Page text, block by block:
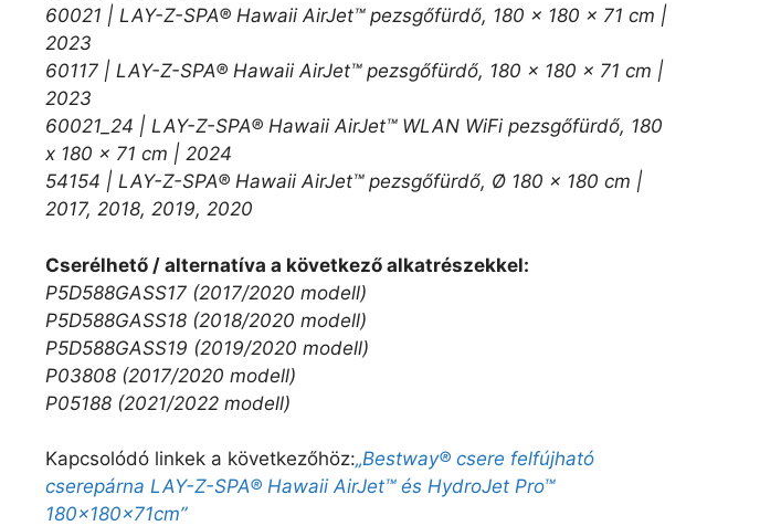
60021 | LAY-Z-SPA® Hawaii AirJet™ pezsgőfürdő, 180 x 180 x 71 cm |
2023
60117 | LAY-Z-SPA® Hawaii AirJet™ pezsgőfürdő, 180 x 180 x 71 cm |
2023
60021_24 | LAY-Z-SPA® Hawaii AirJet™ WLAN WiFi pezsgőfürdő, 180
x 180 x 71 cm | 2024
54154 | LAY-Z-SPA® Hawaii AirJet™ pezsgőfürdő, Ø 180 x 180 cm |
2017, 2018, 2019, 2020
Cserélhető / alternatíva a következő alkatrészekkel:
P5D588GASS17 (2017/2020 modell)
P5D588GASS18 (2018/2020 modell)
P5D588GASS19 (2019/2020 modell)
P03808 (2017/2020 modell)
P05188 (2021/2022 modell)
Kapcsolódó linkek a következőhöz:„Bestway® csere felfújható
cserepárna LAY-Z-SPA® Hawaii AirJet™ és HydroJet Pro™
180x180x71cm”